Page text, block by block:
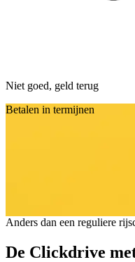
Niet goed, geld terug
Betalen in termijnen
Anders dan een reguliere
De Clickdrive